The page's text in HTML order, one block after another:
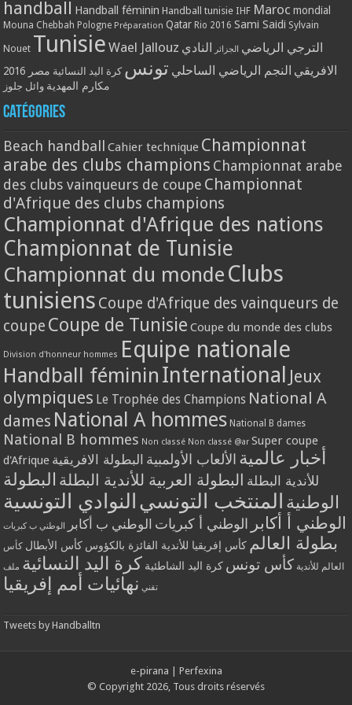
handball Handball féminin Handball tunisie IHF Maroc mondial
Mouna Chebbah Pologne Préparation Qatar Rio 2016 Sami Saidi Sylvain
Nouet Tunisie Wael Jallouz الترجي الرياضي الجزائر النادي
الافريقي النجم الرياضي الساحلي تونس كرة اليد النسائية مصر 2016
مكارم المهدية وائل جلوز
Catégories
Beach handball Cahier technique Championnat
arabe des clubs champions Championnat arabe
des clubs vainqueurs de coupe Championnat
d'Afrique des clubs champions
Championnat d'Afrique des nations
Championnat de Tunisie
Championnat du monde Clubs
tunisiens Coupe d'Afrique des vainqueurs de
coupe Coupe de Tunisie Coupe du monde des clubs
Division d'honneur hommes Equipe nationale
Handball féminin International Jeux
olympiques Le Trophée des Champions National A
dames National A hommes National B dames
National B hommes Non classé Non classé @ar Super coupe
d'Afrique
أخبار عالمية الألعاب الأولمبية البطولة الافريقية
للأندية البطلة البطولة العربية للأندية البطلة البطولة
الوطنية المنتخب التونسي النوادي التونسية
الوطني أ أكابر الوطني أ كبريات الوطني ب أكابر الوطني ب كبريات
بطولة العالم كأس إفريقيا للأندية الفائزة بالكؤوس كأس الأبطال كأس
العالم للأندية كأس تونس كرة اليد الشاطئية كرة اليد النسائية ملف
تقني نهائيات أمم إفريقيا
Tweets by Handballtn
e-pirana
Perfexina
© Copyright 2026, Tous droits réservés